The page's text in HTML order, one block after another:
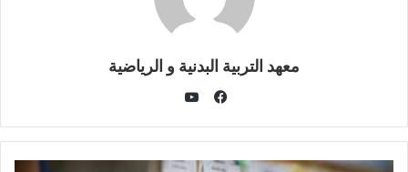
معهد التربية البدنية و الرياضية